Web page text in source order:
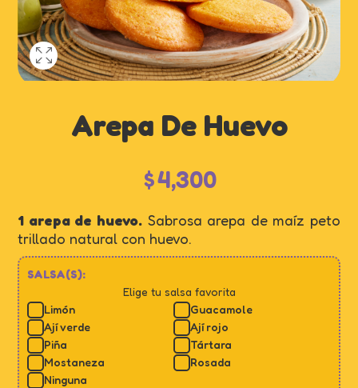
Arepa De Huevo
$4,300
1 arepa de huevo.Sabrosa arepa de maíz peto
trillado natural con huevo.
SALSA(S):
Elige tu salsa favorita
Limón
Guacamole
Ají verde
Ají rojo
Piña
Tártara
Mostaneza
Rosada
Ninguna